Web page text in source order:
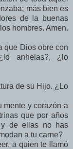
más bien es
de la buenas
hombres. Amen.
que Dios obre con
anhelas?, ¿lo
de su Hijo. ¿Lo
mente y corazón a
que por años
y de ellas no has
a tu carne?
a quien te llamó